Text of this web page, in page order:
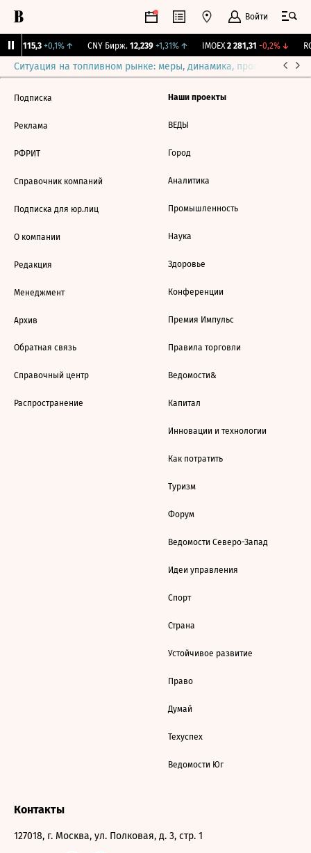
Войти
115,3 +0,1%↑ CNY Бирж. 12,239 +1,31%↑ IMOEX 2 281,31 -0,2%↓
Ситуация на топливном рынке: меры, динамика, прогнозы
Подписка
Реклама
РФРИТ
Справочник компаний
Подписка для юр.лиц
О компании
Редакция
Менеджмент
Архив
Обратная связь
Справочный центр
Распространение
Наши проекты
ВЕДЫ
Город
Аналитика
Промышленность
Наука
Здоровье
Конференции
Премия Импульс
Правила торговли
Ведомости&
Капитал
Инновации и технологии
Как потратить
Туризм
Форум
Ведомости Северо-Запад
Идеи управления
Спорт
Страна
Устойчивое развитие
Право
Думай
Техуспех
Ведомости Юг
Контакты
127018, г. Москва, ул. Полковая, д. 3, стр. 1